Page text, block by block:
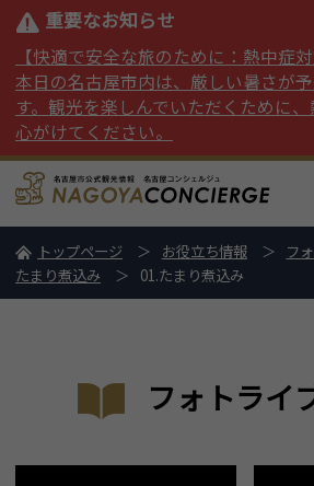
重要なお知らせ
【快適で安全な旅のために：熱中症対
本日の名古屋市内は、厳しい暑さが
す。観光を楽しんでいただくために
心がけてください。
トップページ お役立ち情報
フ
たまり煮込み
01.たまり煮込み
フォトライ